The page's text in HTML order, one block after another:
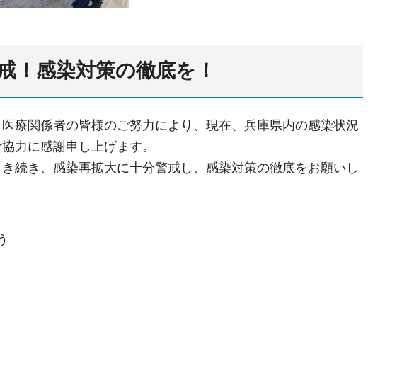
！感染対策の徹底を！
療関係者の皆様のご努力により、現在、兵庫県内の感染状況
力に感謝申し上げます。
続き、感染再拡大に十分警戒し、感染対策の徹底をお願いし